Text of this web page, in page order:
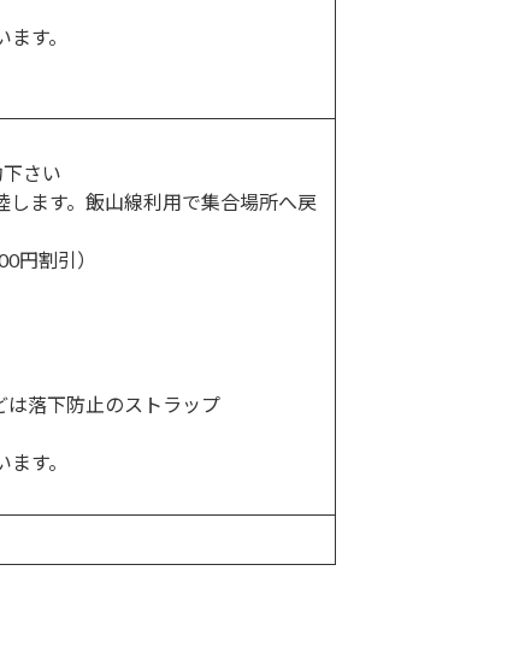
す。
さい
ます。飯山線利用で集合場所へ戻
円割引）
は落下防止のストラップ
す。